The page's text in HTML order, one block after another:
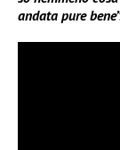
andata pure